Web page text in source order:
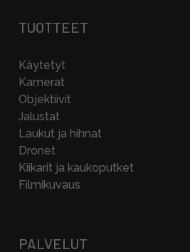
TUOTTEET
Käytetyt
Kamerat
Objektiivit
Jalustat
Laukut ja hihnat
Dronet
Kiikarit ja kaukoputket
Filmikuvaus
PALVELUT